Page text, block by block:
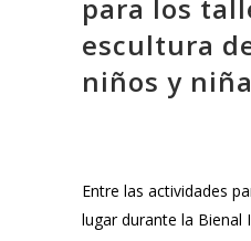
para los
escultura
niños y
Entre las actividades
lugar durante la Bienal